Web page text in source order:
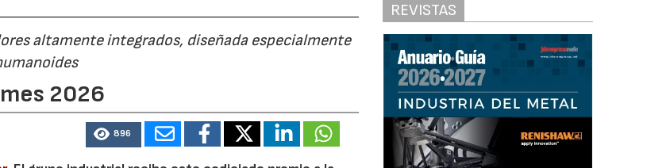
altamente integrados, diseñada especialmente
2026
896
REVISTAS